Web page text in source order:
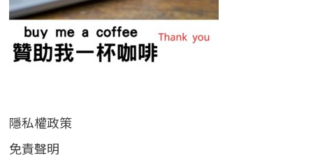
隱私權政策
免責聲明